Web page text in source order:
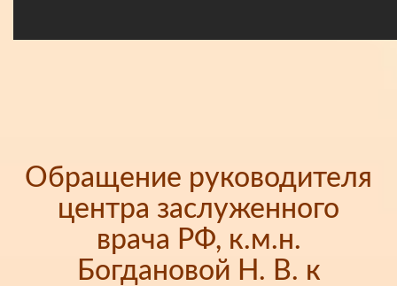
Обращение руководителя
центра заслуженного
врача РФ, к.м.н.
Богдановой Н. В. к